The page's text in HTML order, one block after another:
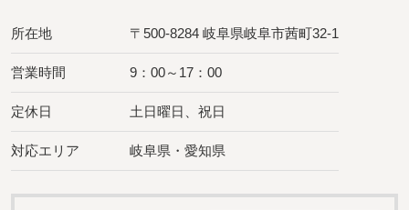
所在地 〒500-8284 岐阜県岐阜市茜町32-1
営業時間 9：00～17：00
定休日 土日曜日、祝日
対応エリア 岐阜県・愛知県